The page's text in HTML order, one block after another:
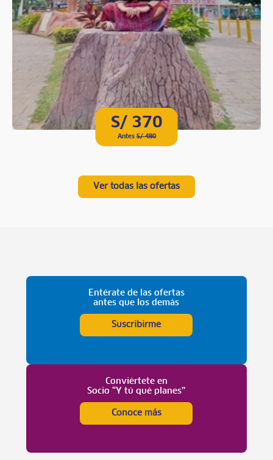
S/ 370
AntesS/ 480
Ver todas las ofertas
Entérate de las ofertas
antes que los demás
Suscribirme
Conviértete en
Socio “Y tú qué planes”
Conoce más